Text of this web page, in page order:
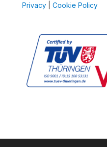
Privacy| Cookie Policy